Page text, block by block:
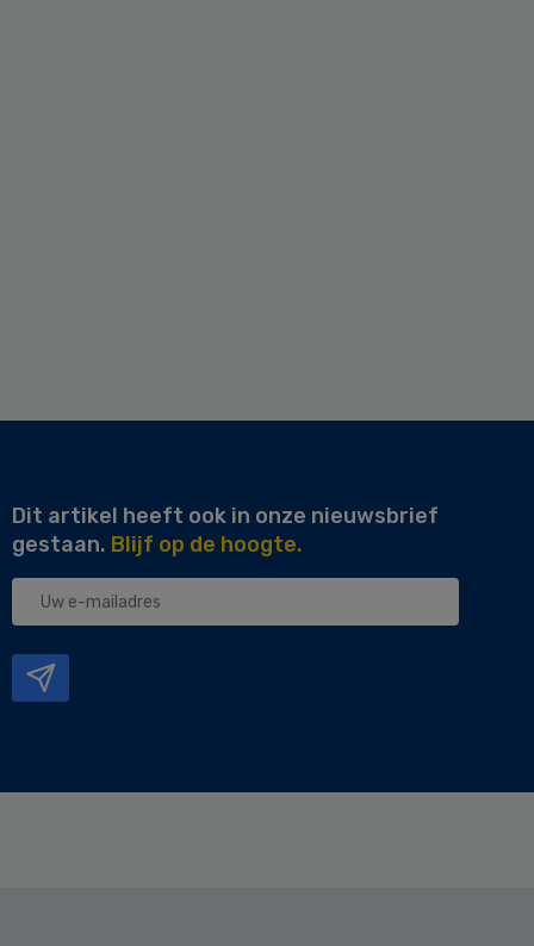
Dit artikel heeft ook in onze nieuwsbrief
gestaan. Blijf op de hoogte.
Uw